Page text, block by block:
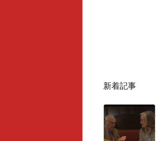
新着記事